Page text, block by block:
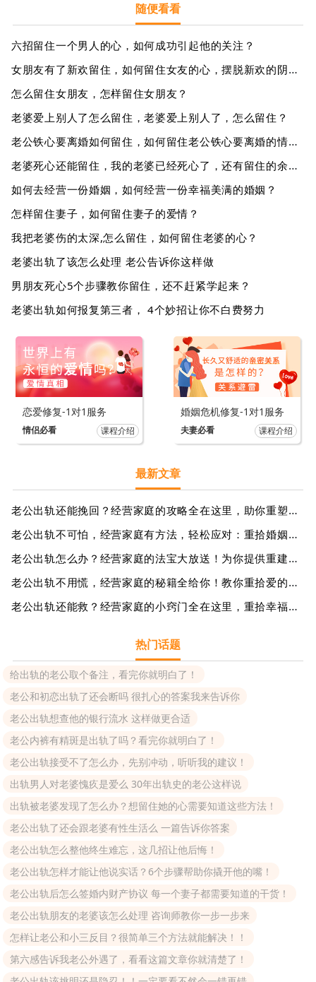
随便看看
六招留住一个男人的心，如何成功引起他的关注？
女朋友有了新欢留住，如何留住女友的心，摆脱新欢的阴影？
怎么留住女朋友，怎样留住女朋友？
老婆爱上别人了怎么留住，老婆爱上别人了，怎么留住？
老公铁心要离婚如何留住，如何留住老公铁心要离婚的情况？
老婆死心还能留住，我的老婆已经死心了，还有留住的余地吗？
如何去经营一份婚姻，如何经营一份幸福美满的婚姻？
怎样留住妻子，如何留住妻子的爱情？
我把老婆伤的太深,怎么留住，如何留住老婆的心？
老婆出轨了该怎么处理 老公告诉你这样做
男朋友死心5个步骤教你留住，还不赶紧学起来？
老婆出轨如何报复第三者， 4个妙招让你不白费努力
恋爱修复-1对1服务
情侣必看 课程介绍
婚姻危机修复-1对1服务
夫妻必看 课程介绍
最新文章
老公出轨还能挽回？经营家庭的攻略全在这里，助你重塑幸福生活
老公出轨不可怕，经营家庭有方法，轻松应对：重拾婚姻幸福的秘籍
老公出轨怎么办？经营家庭的法宝大放送！为你提供重建信任的有效策略
老公出轨不用慌，经营家庭的秘籍全给你！教你重拾爱的火花与幸福
老公出轨还能救？经营家庭的小窍门全在这里，重拾幸福人生的秘诀
热门话题
给出轨的老公取个备注，看完你就明白了！
老公和初恋出轨了还会断吗 很扎心的答案我来告诉你
老公出轨想查他的银行流水 这样做更合适
老公内裤有精斑是出轨了吗？看完你就明白了！
老公出轨接受不了怎么办，先别冲动，听听我的建议！
出轨男人对老婆愧疚是爱么 30年出轨史的老公这样说
出轨被老婆发现了怎么办？想留住她的心需要知道这些方法！
老公出轨了还会跟老婆有性生活么 一篇告诉你答案
老公出轨怎么整他终生难忘，这几招让他后悔！
老公出轨怎样才能让他说实话？6个步骤帮助你撬开他的嘴！
老公出轨后怎么签婚内财产协议 每一个妻子都需要知道的干货！
老公出轨朋友的老婆该怎么处理 咨询师教你一步一步来
怎样让老公和小三反目？很简单三个方法就能解决！！
第六感告诉我老公外遇了，看看这篇文章你就清楚了！